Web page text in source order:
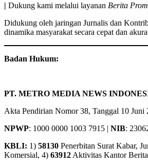
| Dukung kami melalui layanan Berita
Didukung oleh jaringan Jurnalis dan
dinamika masyarakat secara cepat dan
Badan Hukum:
PT. METRO MEDIA NEWS
Akta Pendirian Nomor 38, Tanggal 10
NPWP: 1000 0000 1003 7915 | NIB:
KBLI: 1) 58130 Penerbitan Surat Kabar,
Komersial, 4) 63912 Aktivitas Kantor